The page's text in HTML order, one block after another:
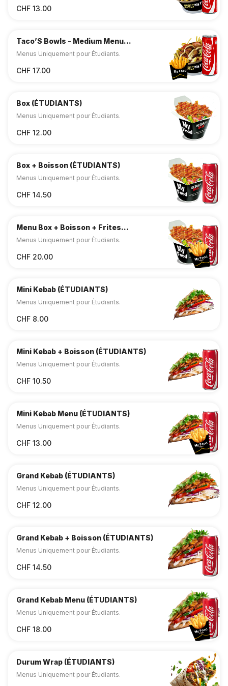
CHF 13.00
Taco’S Bowls - Medium Menu
(ÉTUDIANTS)
Menus Uniquement pour Étudiants.
CHF 17.00
Box (ÉTUDIANTS)
Menus Uniquement pour Étudiants.
CHF 12.00
Box + Boisson (ÉTUDIANTS)
Menus Uniquement pour Étudiants.
CHF 14.50
Menu Box + Boisson + Frites
(ÉTUDIANTS)
Menus Uniquement pour Étudiants.
CHF 20.00
Mini Kebab (ÉTUDIANTS)
Menus Uniquement pour Étudiants.
CHF 8.00
Mini Kebab + Boisson (ÉTUDIANTS)
Menus Uniquement pour Étudiants.
CHF 10.50
Mini Kebab Menu (ÉTUDIANTS)
Menus Uniquement pour Étudiants.
CHF 13.00
Grand Kebab (ÉTUDIANTS)
Menus Uniquement pour Étudiants.
CHF 12.00
Grand Kebab + Boisson (ÉTUDIANTS)
Menus Uniquement pour Étudiants.
CHF 14.50
Grand Kebab Menu (ÉTUDIANTS)
Menus Uniquement pour Étudiants.
CHF 18.00
Durum Wrap (ÉTUDIANTS)
Menus Uniquement pour Étudiants.